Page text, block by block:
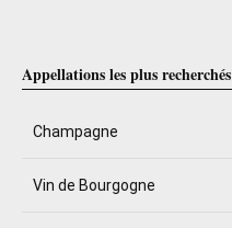
Appellations les plus recherchés
Champagne
Vin de Bourgogne